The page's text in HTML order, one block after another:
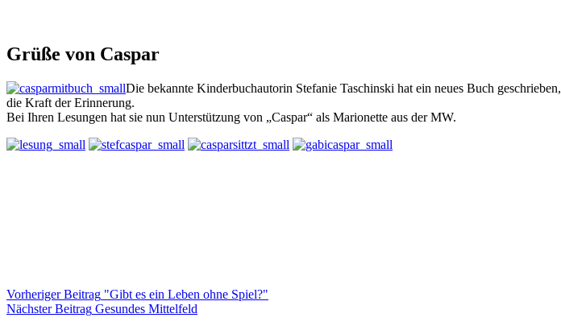
Grüße von Caspar
Die bekannte Kinderbuchautorin Stefanie Taschinski hat ein neues Buch geschrieben,
die Kraft der Erinnerung.
Bei Ihren Lesungen hat sie nun Unterstützung von „Caspar“ als Marionette aus der MW.
VorherigerBeitrag "Gibt es ein Leben ohne Spiel?"
NächsterBeitrag Gesundes Mittelfeld